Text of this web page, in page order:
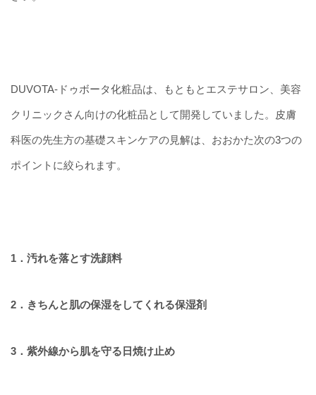
DUVOTA-ドゥボータ化粧品は、もともとエステサロン、美容
クリニックさん向けの化粧品として開発していました。皮膚
科医の先生方の基礎スキンケアの見解は、おおかた次の3つの
ポイントに絞られます。
1．汚れを落とす洗顔料
2．きちんと肌の保湿をしてくれる保湿剤
3．紫外線から肌を守る日焼け止め